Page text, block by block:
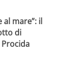
al mare”: il
di